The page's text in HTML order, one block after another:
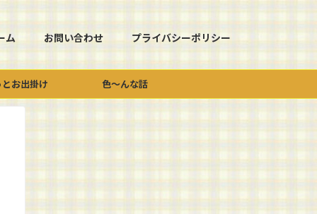
ム お問い合わせ プライバシーポリシー
お出掛け 色～んな話